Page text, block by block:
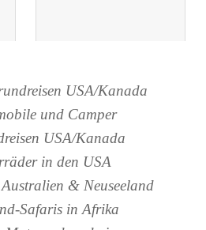
Mietwagenrundreise
Die Natur
Westkanadas
hautnah
USA/Kanada
und Camper
USA/Kanada
in den USA
& Neuseeland
Safaris in Afrika